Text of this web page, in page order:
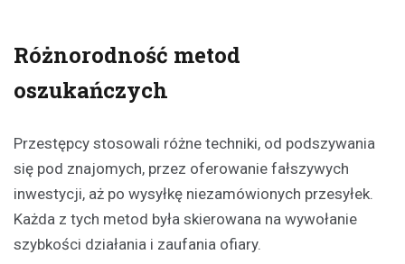
Różnorodność metod
oszukańczych
Przestępcy stosowali różne techniki, od podszywania
się pod znajomych, przez oferowanie fałszywych
inwestycji, aż po wysyłkę niezamówionych przesyłek.
Każda z tych metod była skierowana na wywołanie
szybkości działania i zaufania ofiary.